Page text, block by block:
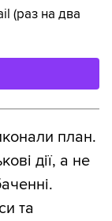
(раз на два
план.
дії, а не
та